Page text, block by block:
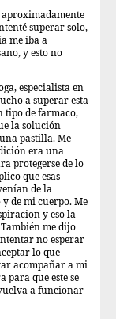
aproximadamente
superar solo,
me iba a
y esto no
especialista en
a superar esta
tipo de farmaco,
la solución
pastilla. Me
era una
protegerse de lo
que esas
de la
de mi cuerpo. Me
y eso la
me dijo
no esperar
lo que
acompañar a mi
para que este se
a funcionar